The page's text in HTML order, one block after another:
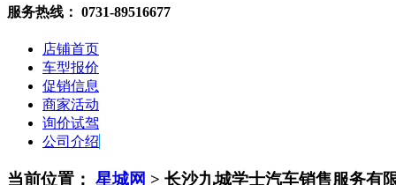
服务热线： 0731-89516677
店铺首页
车型报价
促销信息
商家活动
询价试驾
公司介绍
当前位置： 星城网 > 长沙九城学士汽车销售服务有